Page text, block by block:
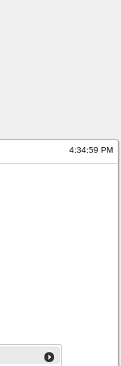
4:34:59 PM